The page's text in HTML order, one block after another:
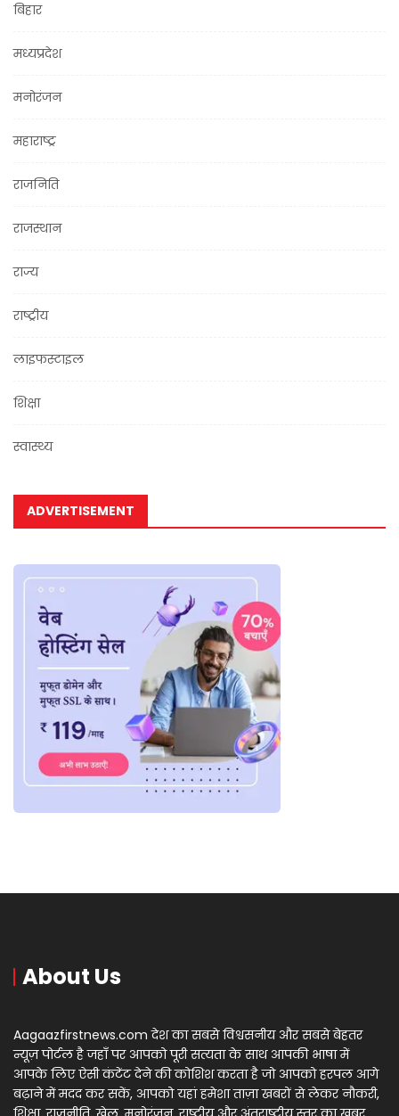
बिहार
मध्यप्रदेश
मनोरंजन
महाराष्ट्र
राजनिति
राजस्थान
राज्य
राष्ट्रीय
लाइफस्टाइल
शिक्षा
स्वास्थ्य
ADVERTISEMENT
About Us
Aagaazfirstnews.com देश का सबसे विश्वसनीय और सबसे बेहतर
न्यूज़ पोर्टल है जहाँ पर आपको पूरी सत्यता के साथ आपकी भाषा में
आपके लिए ऐसी कंटेंट देने की कोशिश करता है जो आपको हरपल आगे
बढ़ाने में मदद कर सकें, आपको यहां हमेशा ताज़ा खबरों से लेकर नौकरी,